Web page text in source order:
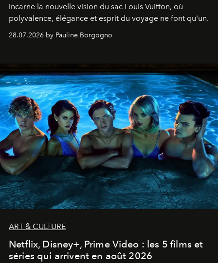
incarne la nouvelle vision du sac Louis Vuitton, où
polyvalence, élégance et esprit du voyage ne font qu'un.
28.07.2026 by Pauline Borgogno
ART & CULTURE
Netflix, Disney+, Prime Video : les 5 films et
séries qui arrivent en août 2026